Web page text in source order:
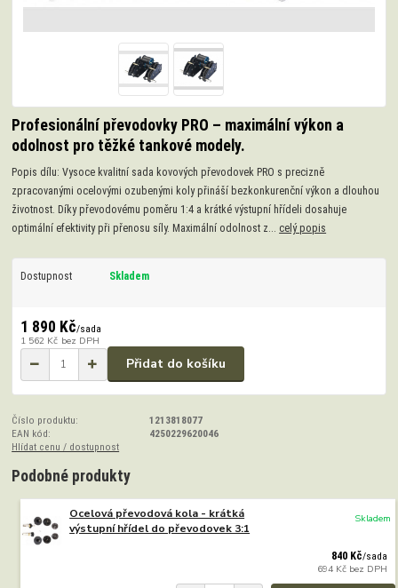
Profesionální převodovky PRO – maximální výkon a
odolnost pro těžké tankové modely.
Popis dílu: Vysoce kvalitní sada kovových převodovek PRO s precizně
zpracovanými ocelovými ozubenými koly přináší bezkonkurenční výkon a dlouhou
životnost. Díky převodovému poměru 1:4 a krátké výstupní hřídeli dosahuje
optimální efektivity při přenosu síly. Maximální odolnost z... celý popis
Dostupnost Skladem
1 890 Kč/sada
1 562 Kč bez DPH
Přidat do košíku
Číslo produktu:
1213818077
EAN kód:
4250229620046
Hlídat cenu / dostupnost
Podobné produkty
Ocelová převodová kola - krátká
výstupní hřídel do převodovek 3:1
840 Kč/sada
694 Kč bez DPH
Skladem